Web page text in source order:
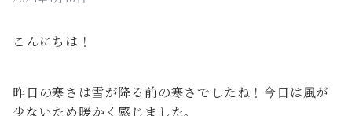
こんにちは！
昨日の寒さは雪が降る前の寒さでしたね！今日は風が
少ないため暖かく感じました。